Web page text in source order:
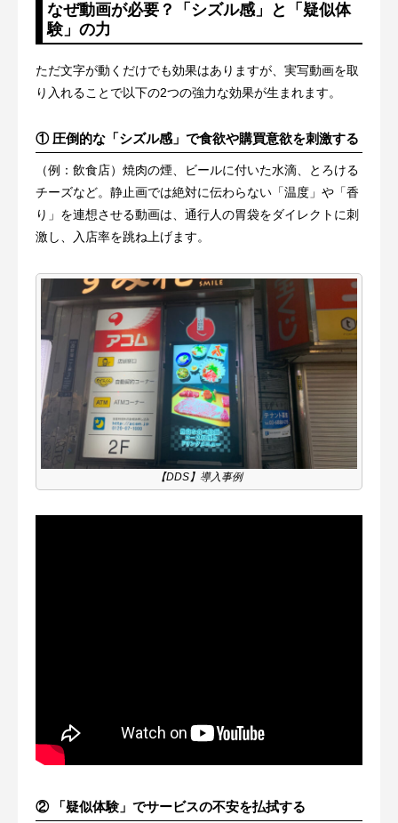
なぜ動画が必要？「シズル感」と「疑似体
験」の力
ただ文字が動くだけでも効果はありますが、実写動画を取
り入れることで以下の2つの強力な効果が生まれます。
① 圧倒的な「シズル感」で食欲や購買意欲を刺激する
（例：飲食店）焼肉の煙、ビールに付いた水滴、とろける
チーズなど。静止画では絶対に伝わらない「温度」や「香
り」を連想させる動画は、通行人の胃袋をダイレクトに刺
激し、入店率を跳ね上げます。
【DDS】導入事例
② 「疑似体験」でサービスの不安を払拭する